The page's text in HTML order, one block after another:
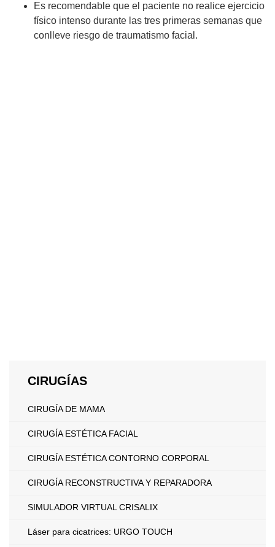
Es recomendable que el paciente no realice ejercicio
físico intenso durante las tres primeras semanas que
conlleve riesgo de traumatismo facial.
CIRUGÍAS
CIRUGÍA DE MAMA
CIRUGÍA ESTÉTICA FACIAL
CIRUGÍA ESTÉTICA CONTORNO CORPORAL
CIRUGÍA RECONSTRUCTIVA Y REPARADORA
SIMULADOR VIRTUAL CRISALIX
Láser para cicatrices: URGO TOUCH